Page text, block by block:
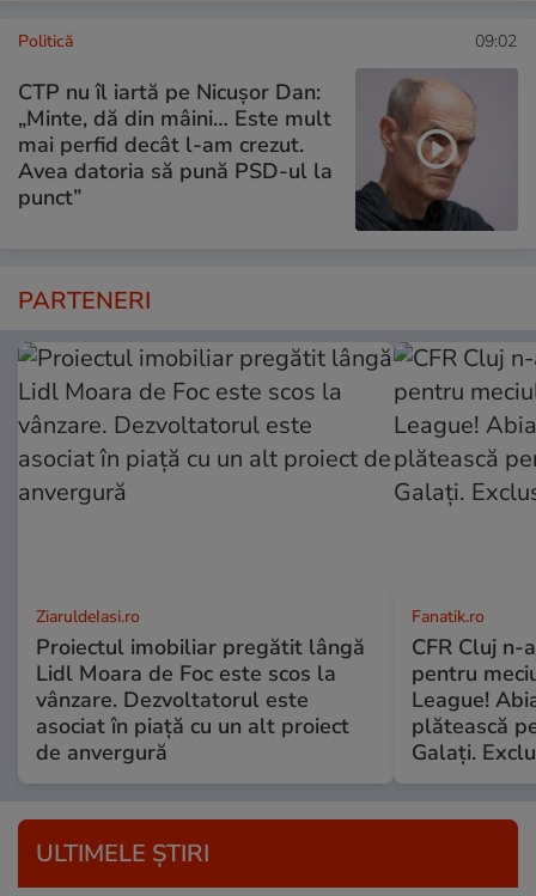
Politică 09:02
CTP nu îl iartă pe Nicușor Dan:
„Minte, dă din mâini… Este mult
mai perfid decât l-am crezut.
Avea datoria să pună PSD-ul la
punct”
PARTENERI
ZiaruldeIasi.ro
Proiectul imobiliar pregătit lângă
Lidl Moara de Foc este scos la
vânzare. Dezvoltatorul este
asociat în piață cu un alt proiect
de anvergură
Fanatik.ro
CFR Cluj n-
pentru
League!
plătească
Galaţi.
ULTIMELE ȘTIRI